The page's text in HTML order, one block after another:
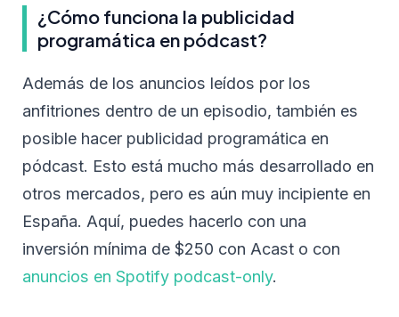
¿Cómo funciona la publicidad
programática en pódcast?
Además de los anuncios leídos por los
anfitriones dentro de un episodio, también es
posible hacer publicidad programática en
pódcast. Esto está mucho más desarrollado en
otros mercados, pero es aún muy incipiente en
España. Aquí, puedes hacerlo con una
inversión mínima de $250 con Acast o con
anuncios en Spotify podcast-only.